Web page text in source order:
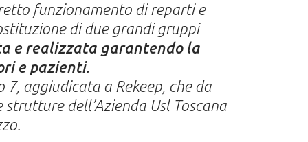
funzionamento di reparti e
di due grandi gruppi
e realizzata garantendo la
e pazienti.
aggiudicata a Rekeep, che da
dell’Azienda Usl Toscana